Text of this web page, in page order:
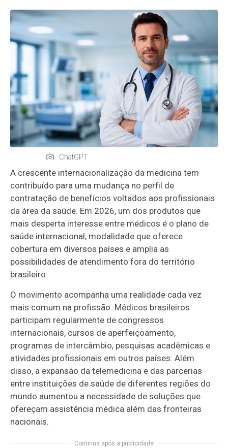
ChatGPT
A crescente internacionalização da medicina tem
contribuído para uma mudança no perfil de
contratação de benefícios voltados aos profissionais
da área da saúde. Em 2026, um dos produtos que
mais desperta interesse entre médicos é o plano de
saúde internacional, modalidade que oferece
cobertura em diversos países e amplia as
possibilidades de atendimento fora do território
brasileiro.
O movimento acompanha uma realidade cada vez
mais comum na profissão. Médicos brasileiros
participam regularmente de congressos
internacionais, cursos de aperfeiçoamento,
programas de intercâmbio, pesquisas acadêmicas e
atividades profissionais em outros países. Além
disso, a expansão da telemedicina e das parcerias
entre instituições de saúde de diferentes regiões do
mundo aumentou a necessidade de soluções que
ofereçam assistência médica além das fronteiras
nacionais.
Continua após a publicidade